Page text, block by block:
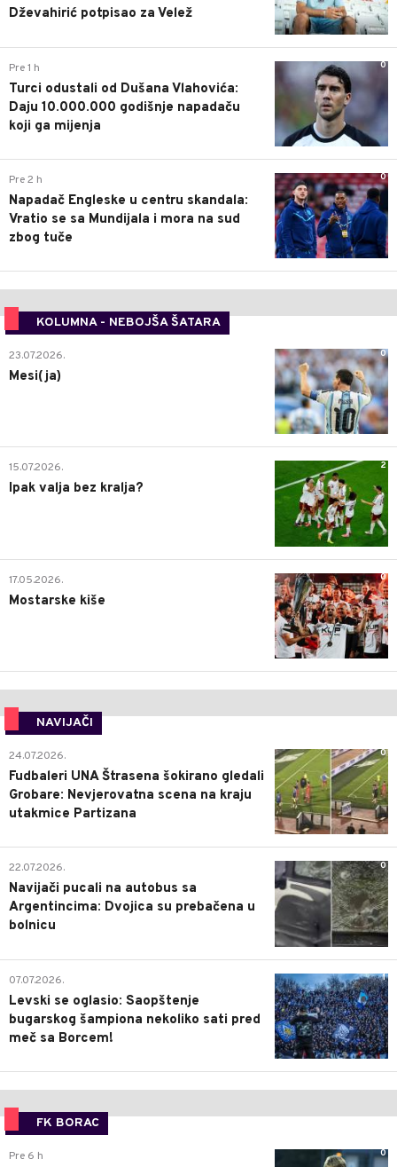
Dževahirić potpisao za Velež
0
Pre 1 h
Turci odustali od Dušana Vlahovića:
Daju 10.000.000 godišnje napadaču
koji ga mijenja
0
Pre 2 h
Napadač Engleske u centru skandala:
Vratio se sa Mundijala i mora na sud
zbog tuče
KOLUMNA - NEBOJŠA ŠATARA
0
23.07.2026.
Mesi(ja)
2
15.07.2026.
Ipak valja bez kralja?
0
17.05.2026.
Mostarske kiše
NAVIJAČI
0
24.07.2026.
Fudbaleri UNA Štrasena šokirano gledali
Grobare: Nevjerovatna scena na kraju
utakmice Partizana
0
22.07.2026.
Navijači pucali na autobus sa
Argentincima: Dvojica su prebačena u
bolnicu
1
07.07.2026.
Levski se oglasio: Saopštenje
bugarskog šampiona nekoliko sati pred
meč sa Borcem!
FK BORAC
0
Pre 6 h